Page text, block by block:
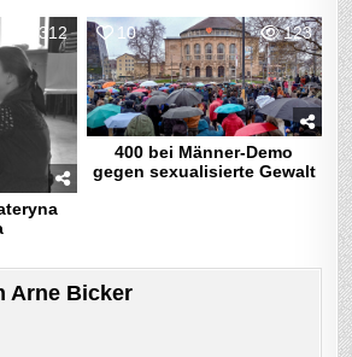
312 10 123
400 bei Männer-Demo
gegen sexualisierte Gewalt
Arne Bicker